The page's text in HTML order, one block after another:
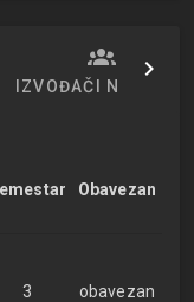
IZVOĐAČI NASTAVE
Obavezan
3 obavezan